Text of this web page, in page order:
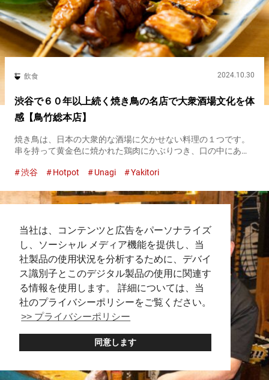
当社は、コンテンツと広告をパーソナライズ
し、ソーシャル メディア機能を提供し、当
社製品の使用状況を分析するために、デバイ
ス識別子とこのデジタル製品の使用に関連す
る情報を使用します。 詳細については、当
社のプライバシーポリシーをご覧ください。
>> プライバシーポリシー
同意します
飲食 2024.10.30
渋谷で６０年以上続く焼き鳥の名店で大衆酒場文化を体
感【鳥竹総本店】
焼き鳥は、日本の大衆的な酒場に欠かせない料理の１つです。
串を持って黄金色に焼かれた鶏肉にかぶりつき、口の中にあふ
食文化を飲食店激戦区の渋谷駅前で守り続けているのが、『鳥
渋谷 Hotpot Unagi Yakitori